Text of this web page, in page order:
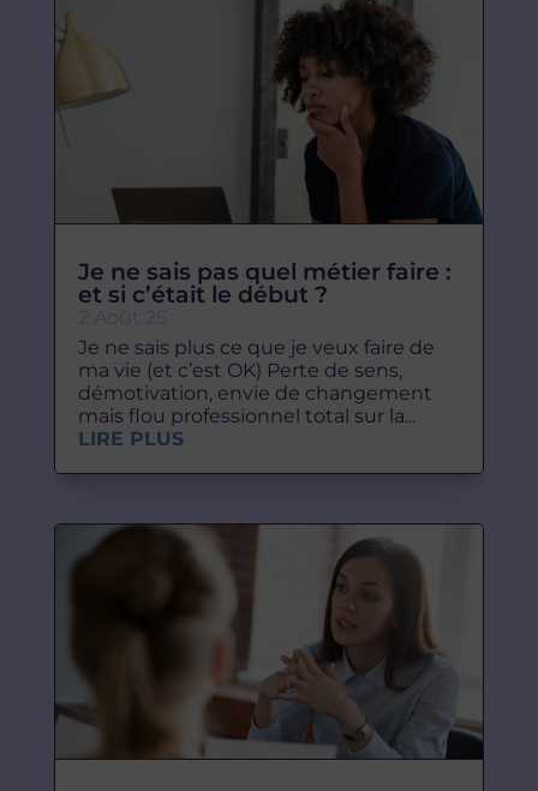
Je ne sais pas quel métier faire :
et si c’était le début ?
2 Août 25
Je ne sais plus ce que je veux faire de
ma vie (et c’est OK) Perte de sens,
démotivation, envie de changement
mais flou professionnel total sur la...
LIRE PLUS